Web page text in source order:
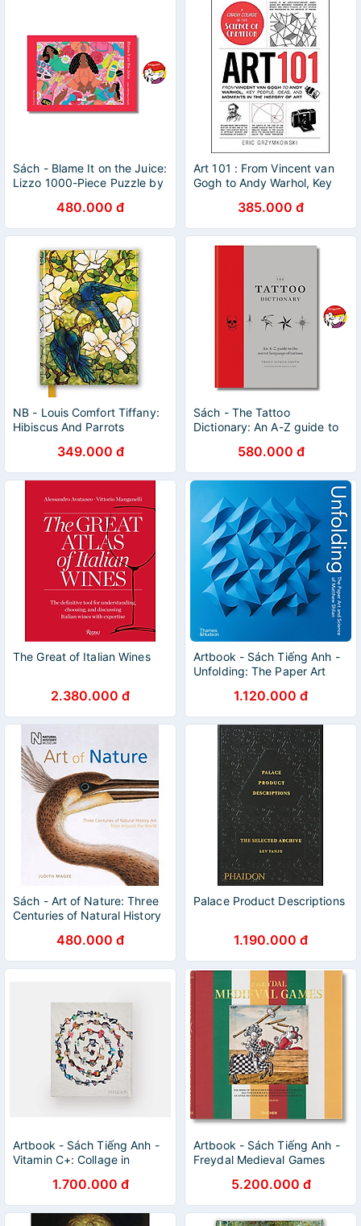
Sách - Blame It on the Juice:
Lizzo 1000-Piece Puzzle by
480.000 đ
Art 101 : From Vincent van
Gogh to Andy Warhol, Key
in the History of Art
385.000 đ
NB - Louis Comfort Tiffany:
Hibiscus And Parrots
349.000 đ
Sách - The Tattoo
Dictionary: An A-Z guide to
tattoos by Trent Aitken-
Smith
580.000 đ
The Great of Italian Wines
2.380.000 đ
Artbook - Sách Tiếng Anh -
Unfolding: The Paper Art
1.120.000 đ
Sách - Art of Nature: Three
Centuries of Natural History
by Judith Magee
480.000 đ
Palace Product Descriptions
1.190.000 đ
Artbook - Sách Tiếng Anh -
Vitamin C+: Collage in
1.700.000 đ
Artbook - Sách Tiếng Anh -
Freydal Medieval Games
5.200.000 đ